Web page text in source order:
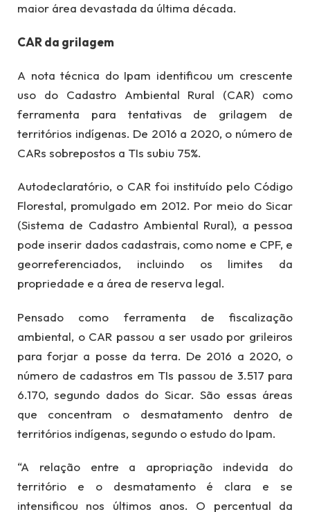
maior área devastada da última década.
CAR da grilagem
A nota técnica do Ipam identificou um crescente
uso do Cadastro Ambiental Rural (CAR) como
ferramenta para tentativas de grilagem de
territórios indígenas. De 2016 a 2020, o número de
CARs sobrepostos a TIs subiu 75%.
Autodeclaratório, o CAR foi instituído pelo Código
Florestal, promulgado em 2012. Por meio do Sicar
(Sistema de Cadastro Ambiental Rural), a pessoa
pode inserir dados cadastrais, como nome e CPF, e
georreferenciados, incluindo os limites da
propriedade e a área de reserva legal.
Pensado como ferramenta de fiscalização
ambiental, o CAR passou a ser usado por grileiros
para forjar a posse da terra. De 2016 a 2020, o
número de cadastros em TIs passou de 3.517 para
6.170, segundo dados do Sicar. São essas áreas
que concentram o desmatamento dentro de
territórios indígenas, segundo o estudo do Ipam.
“A relação entre a apropriação indevida do
território e o desmatamento é clara e se
intensificou nos últimos anos. O percentual da